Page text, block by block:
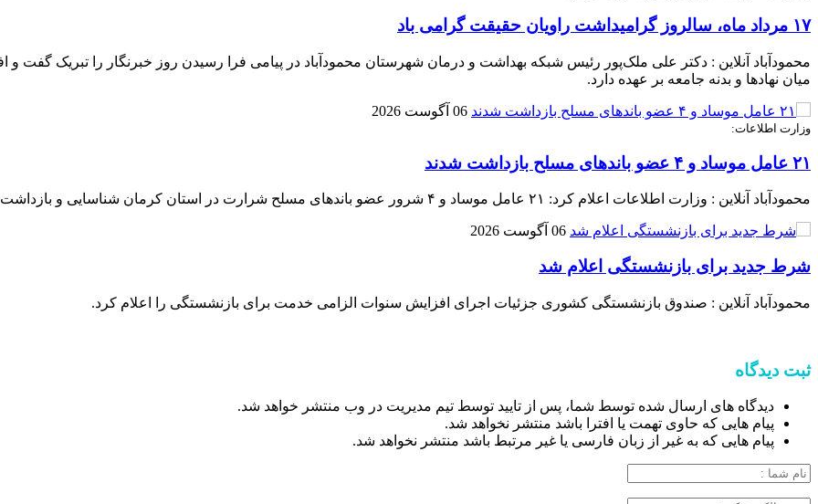
۱۷ مرداد ماه، سالروز گرامیداشت راویان حقیقت گرامی باد
محمودآباد آنلاین : دکتر علی ملک‌پور رئیس شبکه بهداشت و درمان شهرستان محمودآباد در پیامی فرا رسیدن روز خبرنگار را تبریک گفت و
میان نهادها و بدنه جامعه بر عهده دارد.
06 آگوست 2026
وزارت اطلاعات:
۲۱ عامل موساد و ۴ عضو باند‌های مسلح بازداشت شدند
محمودآباد آنلاین : وزارت اطلاعات اعلام کرد: ۲۱ عامل موساد و ۴ شرور عضو باند‌های مسلح شرارت در استان کرمان شناسایی و بازداشت شدند.
06 آگوست 2026
شرط جدید برای بازنشستگی اعلام شد
محمودآباد آنلاین : صندوق بازنشستگی کشوری جزئیات اجرای افزایش سنوات الزامی خدمت برای بازنشستگی را اعلام کرد.
ثبت دیدگاه
دیدگاه های ارسال شده توسط شما، پس از تایید توسط تیم مدیریت در وب منتشر خواهد شد.
پیام هایی که حاوی تهمت یا افترا باشد منتشر نخواهد شد.
پیام هایی که به غیر از زبان فارسی یا غیر مرتبط باشد منتشر نخواهد شد.